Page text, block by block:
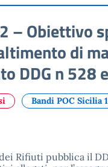
– Obiettivo
di
DDG n 528
Bandi POC Sicilia
Rifiuti pubblica il